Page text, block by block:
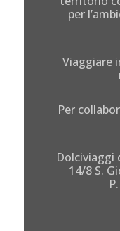
per
Viaggiare
Per
Dolciviaggi
14/8 S.